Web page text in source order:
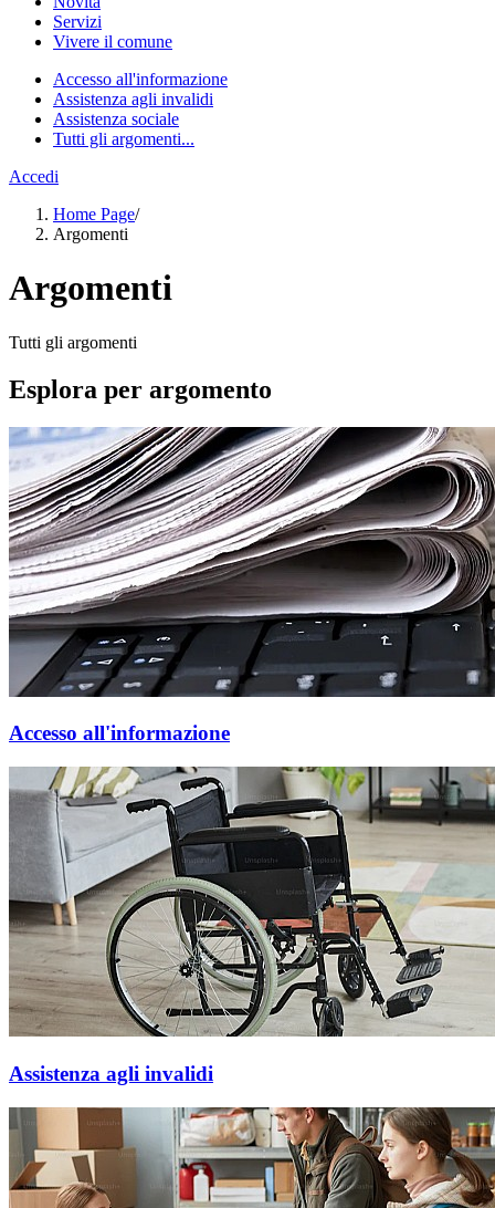
Servizi
Vivere il comune
Accesso all'informazione
Assistenza agli invalidi
Assistenza sociale
Tutti gli argomenti...
Accedi
Home Page/
Argomenti
Argomenti
Tutti gli argomenti
Esplora per argomento
Accesso all'informazione
Assistenza agli invalidi